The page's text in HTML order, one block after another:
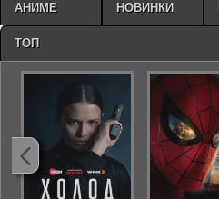
АНИМЕ НОВИНКИ
ТОП